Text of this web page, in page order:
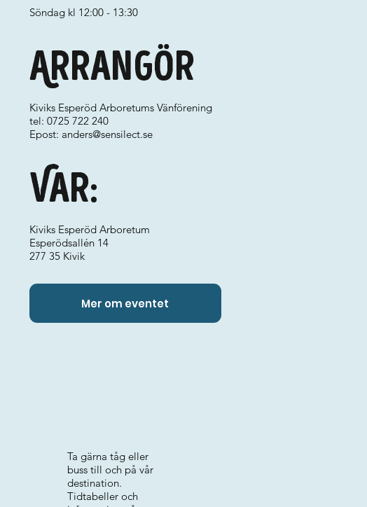
Var:
Arrangör
Kiviks Esperöd Arboretums Vänförening
tel: 0725 722 240
Epost: anders@sensilect.se
Kiviks Esperöd Arboretum
Esperödsallén 14
277 35 Kivik
Söndag kl 12:00 - 13:30
Mer om eventet
Ta gärna tåg eller
buss till och på vår
destination.
Tidtabeller och